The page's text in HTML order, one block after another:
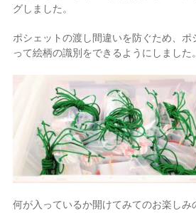
グしました。
ポシェットの渡し間違いを防ぐため、
って絵柄の識別をできるようにしました。
何が入っているか開けてみてのお楽しみ